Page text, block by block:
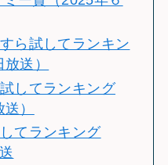
ら試してランキン
送）
してランキング
）
てランキング